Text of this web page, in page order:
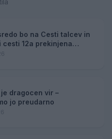
bo na Cesti talcev in
cesti 12a prekinjena
energije
dragocen vir –
jo preudarno